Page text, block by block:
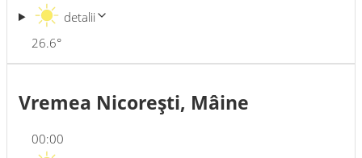
26.6°
detalii
Vremea Nicoreşti, Mâine
00:00